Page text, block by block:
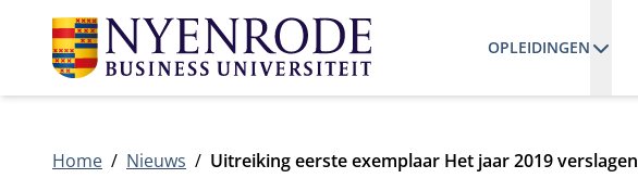
OPLEIDINGEN
Home Nieuws Uitreiking eerste exemplaar Het jaar 2019 verslagen